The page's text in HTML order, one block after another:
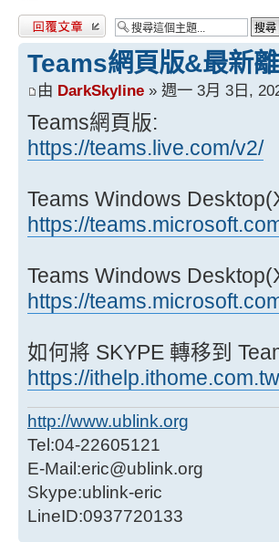
發表回覆
Teams網頁版&最新
由 DarkSkyline » 週一 3月 3日,
Teams網頁版:
https://teams.live.com/v2/
Teams Windows
https://
Teams Windows
https://
如何將 SKYPE 轉移到
https://
http://www.ublink.org
Tel:04-22605121
E-Mail:eric@ublink.org
Skype:ublink-eric
LineID:0937720133